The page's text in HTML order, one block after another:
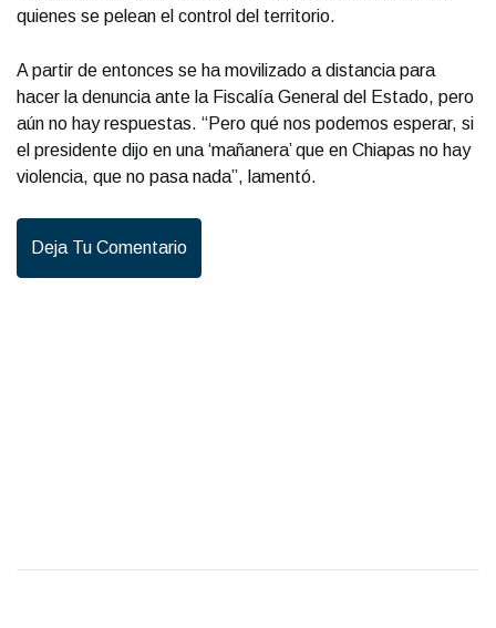
quienes se pelean el control del territorio.
A partir de entonces se ha movilizado a distancia para
hacer la denuncia ante la Fiscalía General del Estado, pero
aún no hay respuestas. “Pero qué nos podemos esperar, si
el presidente dijo en una ‘mañanera’ que en Chiapas no hay
violencia, que no pasa nada”, lamentó.
Deja Tu Comentario